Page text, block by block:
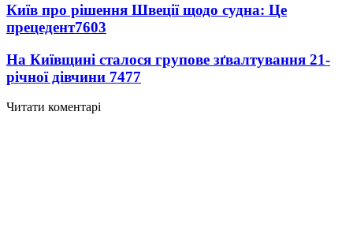
Київ про рішення Швеції щодо судна: Це
прецедент7603
На Київщині сталося групове зґвалтування 21-
річної дівчини 7477
Читати коментарі